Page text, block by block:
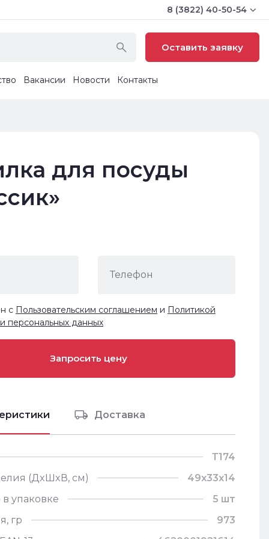
8 (3822) 40-50-54
Оставить заявку
Вакансии Новости Контакты
для посуды
с Пользовательским соглашением и Политикой
персональных данных
Доставка
Т174
(ДxШxВ, см)
49х33х14
в упаковке
5 шт
гр
973